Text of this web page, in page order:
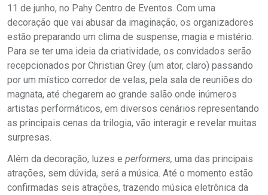
11 de junho, no Pahy Centro de Eventos. Com uma
decoração que vai abusar da imaginação, os organizadores
estão preparando um clima de suspense, magia e mistério.
Para se ter uma ideia da criatividade, os convidados serão
recepcionados por Christian Grey (um ator, claro) passando
por um místico corredor de velas, pela sala de reuniões do
magnata, até chegarem ao grande salão onde inúmeros
artistas performáticos, em diversos cenários representando
as principais cenas da trilogia, vão interagir e revelar muitas
surpresas.
Além da decoração, luzes e performers, uma das principais
atrações, sem dúvida, será a música. Até o momento estão
confirmadas seis atrações, trazendo música eletrônica da